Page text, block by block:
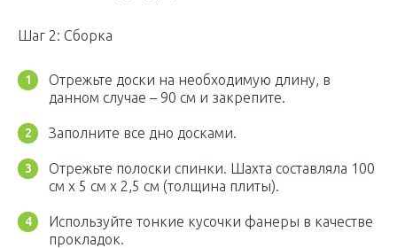
Шаг 2: Сборка
Отрежьте доски на необходимую длину, в
данном случае – 90 см и закрепите.
Заполните все дно досками.
Отрежьте полоски спинки. Шахта составляла 100
см x 5 см х 2,5 см (толщина плиты).
Используйте тонкие кусочки фанеры в качестве
прокладок.